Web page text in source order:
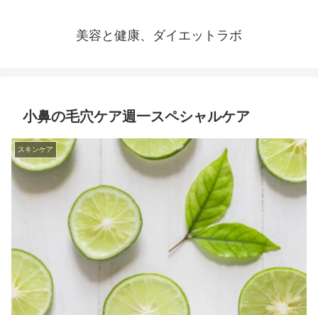
美容と健康、ダイエットラボ
小鼻の毛穴ケア週一スペシャルケア
スキンケア